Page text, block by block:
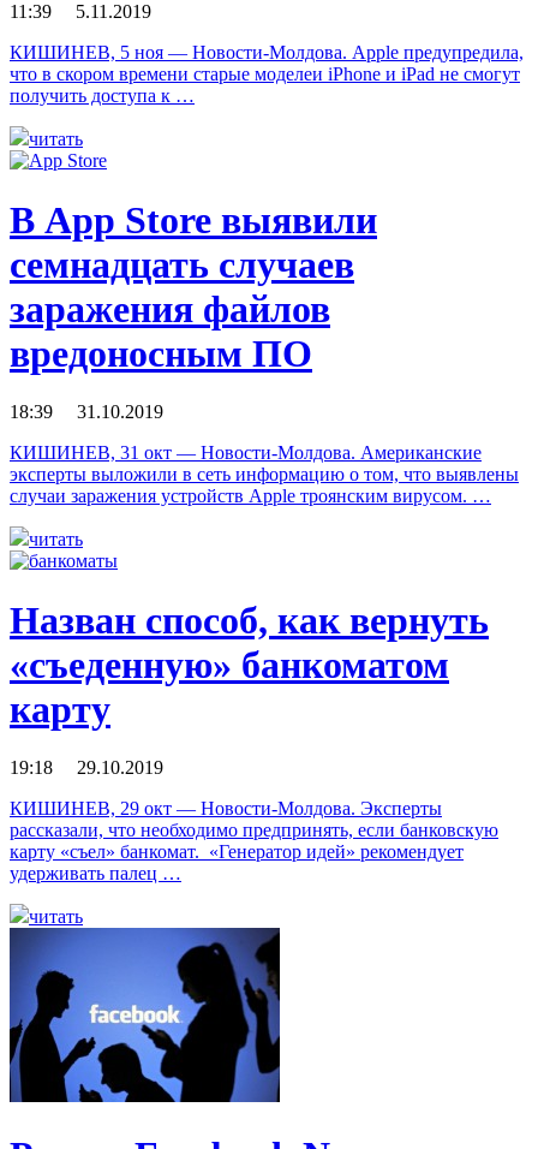
11:39 5.11.2019
КИШИНЕВ, 5 ноя — Новости-Молдова. Apple предупредила,
что в скором времени старые моделеи iPhone и iPad не смогут
получить доступа к …
читать
В App Store выявили
семнадцать случаев
заражения файлов
вредоносным ПО
18:39 31.10.2019
КИШИНЕВ, 31 окт — Новости-Молдова. Американские
эксперты выложили в сеть информацию о том, что выявлены
случаи заражения устройств Apple троянским вирусом. …
читать
Назван способ, как вернуть
«съеденную» банкоматом
карту
19:18 29.10.2019
КИШИНЕВ, 29 окт — Новости-Молдова. Эксперты
рассказали, что необходимо предпринять, если банковскую
карту «съел» банкомат. «Генератор идей» рекомендует
удерживать палец …
читать